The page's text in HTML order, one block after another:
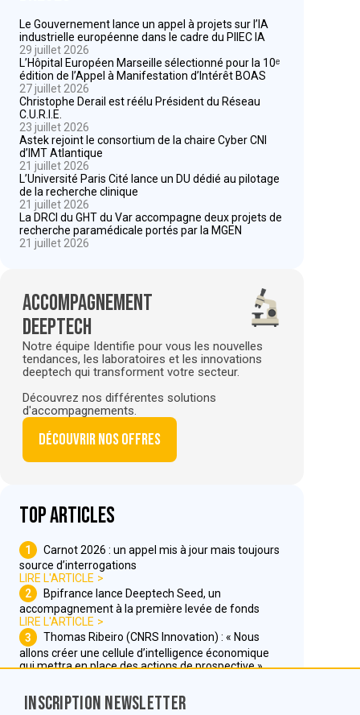
Le Gouvernement lance un appel à projets sur l’IA
industrielle européenne dans le cadre du PIIEC IA
29 juillet 2026
L’Hôpital Européen Marseille sélectionné pour la 10ᵉ
édition de l’Appel à Manifestation d’Intérêt BOAS
27 juillet 2026
Christophe Derail est réélu Président du Réseau
C.U.R.I.E.
23 juillet 2026
Astek rejoint le consortium de la chaire Cyber CNI
d’IMT Atlantique
21 juillet 2026
L’Université Paris Cité lance un DU dédié au pilotage
de la recherche clinique
21 juillet 2026
La DRCI du GHT du Var accompagne deux projets de
recherche paramédicale portés par la MGEN
21 juillet 2026
Accompagnement
deeptech
Notre équipe Identifie pour vous les nouvelles
tendances, les laboratoires et les innovations
deeptech qui transforment votre secteur.
Découvrez nos différentes solutions
d'accompagnements.
Découvrir nos offres
Top articles
1
Carnot 2026 : un appel mis à jour mais toujours
source d’interrogations
LIRE L'ARTICLE
2
Bpifrance lance Deeptech Seed, un
accompagnement à la première levée de fonds
LIRE L'ARTICLE
3
Thomas Ribeiro (CNRS Innovation) : « Nous
allons créer une cellule d’intelligence économique
qui mettra en place des actions de prospective »
Inscription Newsletter